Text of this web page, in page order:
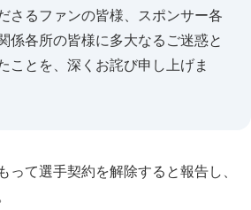
さるファンの皆様、スポンサー各
係各所の皆様に多大なるご迷惑と
ことを、深くお詫び申し上げま
って選手契約を解除すると報告し、